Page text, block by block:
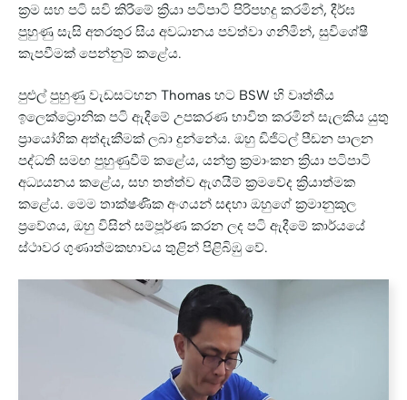
ක්‍රම සහ පටි සවි කිරීමේ ක්‍රියා පටිපාටි පිරිපහදු කරමින්, දීර්ඝ
පුහුණු සැසි අතරතුර සිය අවධානය පවත්වා ගනිමින්, සුවිශේෂී
කැපවීමක් පෙන්නුම් කළේය.
පුළුල් පුහුණු වැඩසටහන Thomas හට BSW හි වෘත්තීය
ඉලෙක්ට්‍රොනික පටි ඇදීමේ උපකරණ භාවිත කරමින් සැලකිය යුතු
ප්‍රායෝගික අත්දැකීමක් ලබා දුන්නේය. ඔහු ඩිජිටල් පීඩන පාලන
පද්ධති සමඟ පුහුණුවීම් කළේය, යන්ත්‍ර ක්‍රමාංකන ක්‍රියා පටිපාටි
අධ්‍යයනය කළේය, සහ තත්ත්ව ඇගයීම් ක්‍රමවේද ක්‍රියාත්මක
කළේය. මෙම තාක්ෂණික අංගයන් සඳහා ඔහුගේ ක්‍රමානුකූල
ප්‍රවේශය, ඔහු විසින් සම්පූර්ණ කරන ලද පටි ඇදීමේ කාර්යයේ
ස්ථාවර ගුණාත්මකභාවය තුළින් පිළිබිඹු වේ.